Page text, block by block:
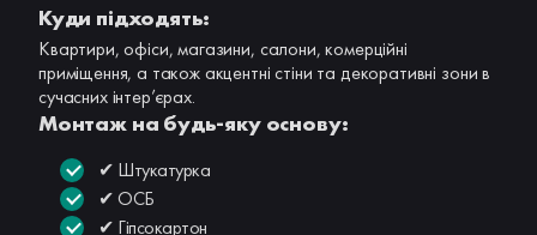
Куди підходять:
Квартири, офіси, магазини, салони, комерційні
приміщення, а також акцентні стіни та декоративні зони в
сучасних інтер’єрах.
Монтаж на будь-яку основу:
✔ Штукатурка
✔ ОСБ
✔ Гіпсокартон